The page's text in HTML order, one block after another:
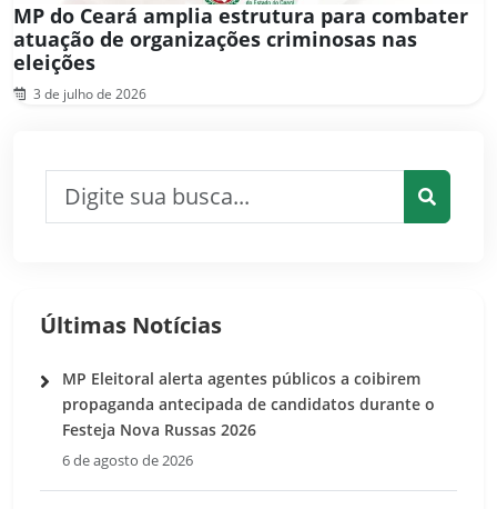
MP do Ceará amplia estrutura para combater
atuação de organizações criminosas nas
eleições
3 de julho de 2026
Últimas Notícias
MP Eleitoral alerta agentes públicos a coibirem
propaganda antecipada de candidatos durante o
Festeja Nova Russas 2026
6 de agosto de 2026